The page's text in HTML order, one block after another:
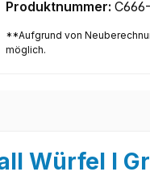
Produktnummer:
**Aufgrund von
möglich.
Würfel I